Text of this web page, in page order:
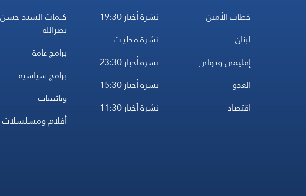
خطاب الأمين
لبنان
إقليمي ودولي
العدو
اقتصاد
نشرة أخبار 19:30
نشرة محليات
نشرة أخبار 23:30
نشرة أخبار 15:30
نشرة أخبار 11:30
كلمات السيد حسن
نصرالله
برامج عامة
برامج سياسية
وثائقيات
أفلام ومسلسلات